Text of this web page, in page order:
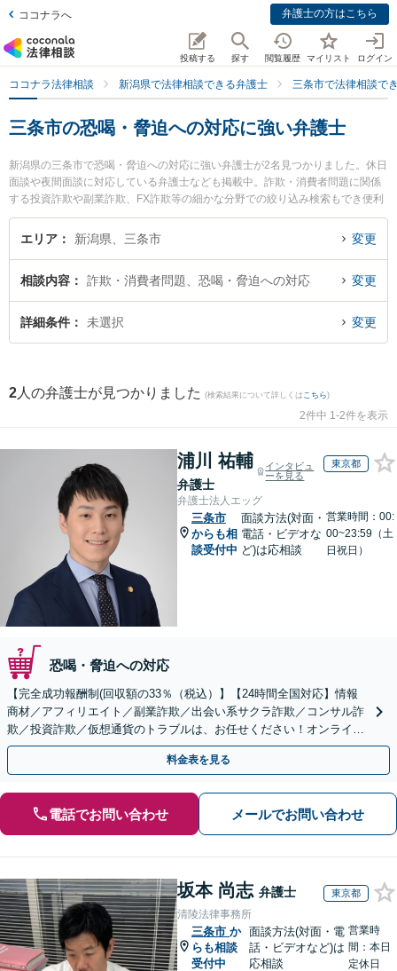
ココナラへ 弁護士の方はこちら
投稿する 探す 閲覧履歴 マイリスト ログイン
ココナラ法律相談 新潟県で法律相談できる弁護士 三条市で法律相談で
三条市の恐喝・脅迫への対応に強い弁護士
新潟県の三条市で恐喝・脅迫への対応に強い弁護士が2名見つかりました。休日
面談や夜間面談に対応している弁護士なども掲載中。詐欺・消費者問題に関係
する投資詐欺や副業詐欺、FX詐欺等の細かな分野での絞り込み検索もでき便利
です。特に坂上富男法律税理事務所の江澤 和彦弁護士や弁護士法人一新総合法
律事務所 燕三条事務所の海津 諭弁護士のプロフィール情報や弁護士費用、強み
ル解決の実績豊富な近くの弁護士を検索したい』『初回相談無料で恐喝・脅迫
への対応を法律相談できる三条市内の弁護士に相談予約したい』などでお困り
の相談者さんにおすすめです。
エリア 新潟県、三条市 変更
相談内容 詐欺・消費者問題、恐喝・脅迫への対応 変更
詳細条件 未選択 変更
2 人の弁護士が見つかりました (検索結果について詳しくは こちら)
2件中 1-2件を表示
浦川 祐輔
弁護士
インタビュ
ーを見る
東京都
弁護士法人エッグ
三条市
からも相
談受付中
面談方法(対面・
電話・ビデオな
ど)は応相談
営業時間：00:
00~23:59（土
日祝日）
恐喝・脅迫への対応
【完全成功報酬制(回収額の33％（税込）】【24時間全国対応】情報
商材／アフィリエイト／副業詐欺／出会い系サクラ詐欺／コンサル詐
欺／投資詐欺／仮想通貨のトラブルは、お任せください！オンライン
のみで解決も可能！
料金表を見る
電話でお問い合わせ メールでお問い合わせ
坂本 尚志 弁護士 東京都
清陵法律事務所
三条市 か
らも相談
受付中
面談方法(対面・電
話・ビデオなど)は
応相談
営業時
間：本日
定休日